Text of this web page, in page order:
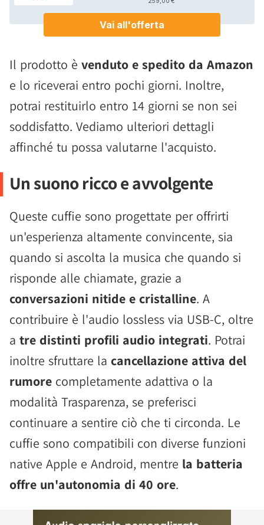
Il prodotto è venduto e spedito da Amazon
e lo riceverai entro pochi giorni. Inoltre,
potrai restituirlo entro 14 giorni se non sei
soddisfatto. Vediamo ulteriori dettagli
affinché tu possa valutarne l'acquisto.
Un suono ricco e avvolgente
Queste cuffie sono progettate per offrirti
un'esperienza altamente convincente, sia
quando si ascolta la musica che quando si
risponde alle chiamate, grazie a
conversazioni nitide e cristalline. A
contribuire è l'audio lossless via USB-C, oltre
a tre distinti profili audio integrati. Potrai
inoltre sfruttare la cancellazione attiva del
rumore completamente adattiva o la
modalità Trasparenza, se preferisci
continuare a sentire ciò che ti circonda. Le
cuffie sono compatibili con diverse funzioni
native Apple e Android, mentre la batteria
offre un'autonomia di 40 ore.